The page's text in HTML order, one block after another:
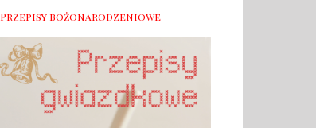
Przepisy bożonarodzeniowe